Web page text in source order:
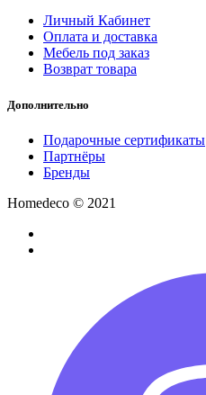
Личный Кабинет
Оплата и доставка
Мебель под заказ
Возврат товара
Дополнительно
Подарочные сертификаты
Партнёры
Бренды
Homedeco © 2021